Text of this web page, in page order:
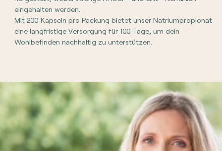
eingehalten werden.
Mit 200 Kapseln pro Packung bietet unser Natriumpropionat
eine langfristige Versorgung für 100 Tage, um dein
Wohlbefinden nachhaltig zu unterstützen.